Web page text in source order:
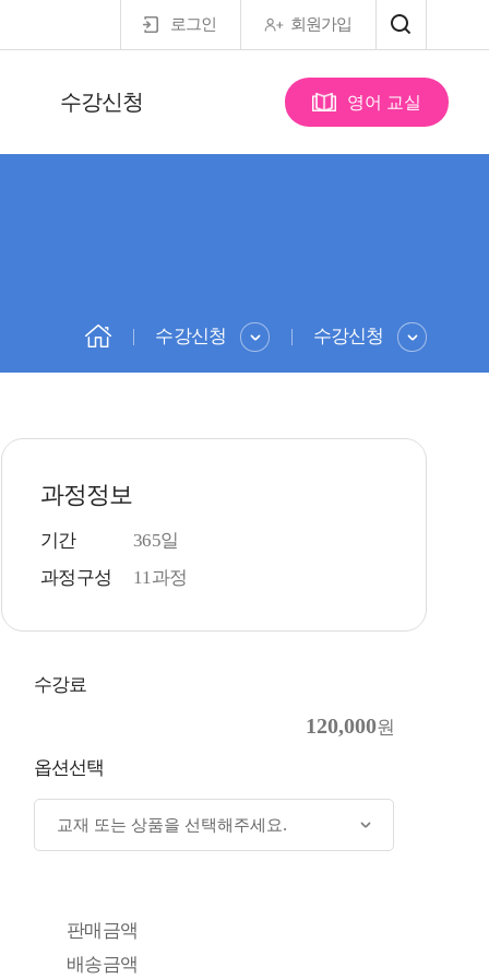
로그인 회원가입
영어 교실
수강신청
수강신청 수강신청
과정정보
기간
365일
과정구성
11과정
수강료
120,000원
옵션선택
판매금액
배송금액